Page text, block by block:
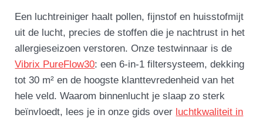
Een luchtreiniger haalt pollen, fijnstof en huisstofmijt
uit de lucht, precies de stoffen die je nachtrust in het
allergieseizoen verstoren. Onze testwinnaar is de
Vibrix PureFlow30: een 6-in-1 filtersysteem, dekking
tot 30 m² en de hoogste klanttevredenheid van het
hele veld. Waarom binnenlucht je slaap zo sterk
beïnvloedt, lees je in onze gids over luchtkwaliteit in